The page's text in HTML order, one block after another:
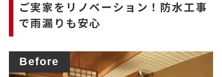
ご実家をリノベーション！防水工事
で雨漏りも安心
Before